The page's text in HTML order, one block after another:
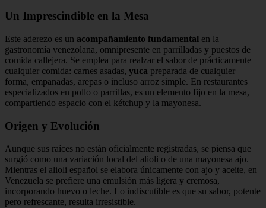
Un Imprescindible en la Mesa
Este aderezo es un acompañamiento fundamental en la
gastronomía venezolana, omnipresente en parrilladas y puestos de
comida callejera. Se emplea para realzar el sabor de prácticamente
cualquier comida: carnes asadas, yuca preparada de cualquier
forma, empanadas, arepas o incluso arroz simple. En restaurantes
especializados en pollo o parrillas, es un elemento fijo en la mesa,
compartiendo espacio con el kétchup y la mayonesa.
Origen y Evolución
Aunque sus raíces no están oficialmente registradas, se piensa que
surgió como una variación local del alioli o de una mayonesa ajo.
Mientras el alioli español se elabora únicamente con ajo y aceite, en
Venezuela se prefiere una emulsión más ligera y cremosa,
incorporando huevo o leche. Lo indiscutible es que su sabor, potente
pero refrescante, resulta irresistible.